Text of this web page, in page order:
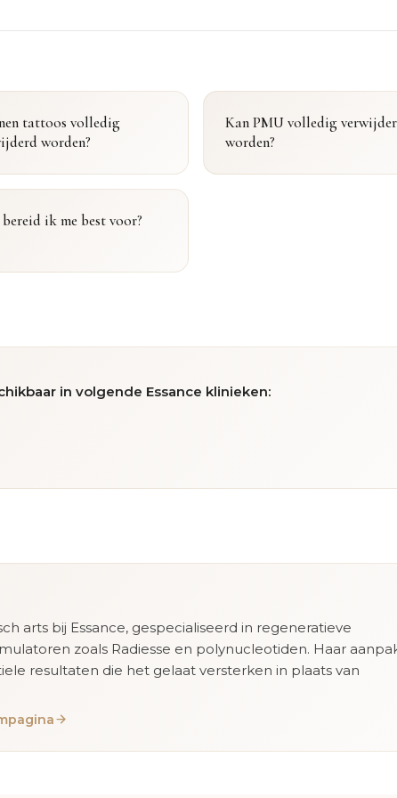
tattoos volledig
worden?
Kan PMU volledig
worden?
ik me best voor?
in volgende Essance klinieken:
arts bij Essance, gespecialiseerd in regeneratieve
zoals Radiesse en polynucleotiden. Haar
resultaten die het gelaat versterken in plaats van